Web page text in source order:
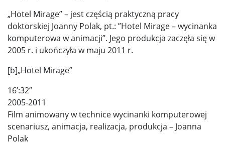
„Hotel Mirage” – jest częścią praktyczną pracy
doktorskiej Joanny Polak, pt.: ”Hotel Mirage – wycinanka
komputerowa w animacji”. Jego produkcja zaczęła się w
2005 r. i ukończyła w maju 2011 r.
[b]„Hotel Mirage”
16’:32”
2005-2011
Film animowany w technice wycinanki komputerowej
scenariusz, animacja, realizacja, produkcja – Joanna
Polak